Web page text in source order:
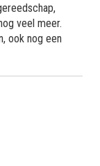
veel meer.
ook nog een